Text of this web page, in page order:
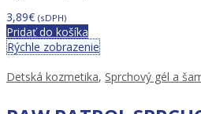
3,89€ (sDPH)
Pridať do košíka
Rýchle zobrazenie
Detská kozmetika, Sprchový gél a